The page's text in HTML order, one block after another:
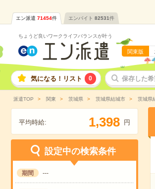
エン派遣 71454件 エンバイト 82531件
ちょうど良いワークライフバランスが叶う
関東版
気になる！リスト 0 保存した
派遣TOP 関東 茨城県 茨城県結城市 茨城県
平均時給: 1,398 円
設定中の検索条件
期間 ---